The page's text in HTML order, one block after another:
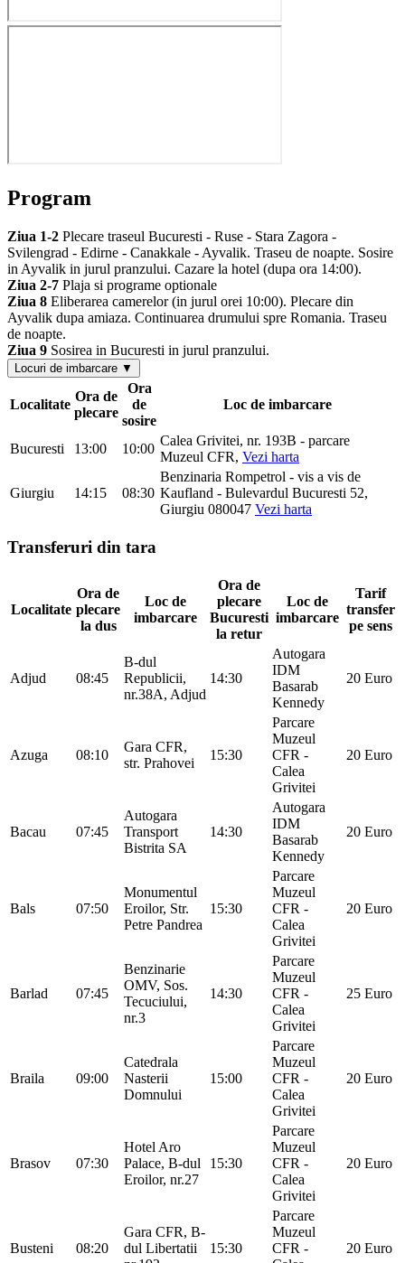
Program
Ziua 1-2 Plecare traseul Bucuresti - Ruse - Stara Zagora -
Svilengrad - Edirne - Canakkale - Ayvalik. Traseu de noapte. Sosire
in Ayvalik in jurul pranzului. Cazare la hotel (dupa ora 14:00).
Ziua 2-7 Plaja si programe optionale
Ziua 8 Eliberarea camerelor (in jurul orei 10:00). Plecare din
Ayvalik dupa amiaza. Continuarea drumului spre Romania. Traseu
de noapte.
Ziua 9 Sosirea in Bucuresti in jurul pranzului.
Locuri de imbarcare ▼
Localitate
Ora de
plecare
Ora
de
sosire
Loc de imbarcare
Bucuresti 13:00 10:00
Calea Grivitei, nr. 193B - parcare
Muzeul CFR, Vezi harta
Giurgiu 14:15 08:30
Benzinaria Rompetrol - vis a vis de
Kaufland - Bulevardul Bucuresti 52,
Giurgiu 080047 Vezi harta
Transferuri din tara
Localitate
Ora de
plecare
la dus
Loc de
imbarcare
Ora de
plecare
Bucuresti
la retur
Loc de
imbarcare
Tarif
transfer
pe sens
Adjud 08:45
B-dul
Republicii,
nr.38A, Adjud
14:30
Autogara
IDM
Basarab
Kennedy
20 Euro
Azuga 08:10
Gara CFR,
str. Prahovei
15:30
Parcare
Muzeul
CFR -
Calea
Grivitei
20 Euro
Bacau 07:45
Autogara
Transport
Bistrita SA
14:30
Autogara
IDM
Basarab
Kennedy
20 Euro
Bals 07:50
Monumentul
Eroilor, Str.
Petre Pandrea
15:30
Parcare
Muzeul
CFR -
Calea
Grivitei
20 Euro
Barlad 07:45
Benzinarie
OMV, Sos.
Tecuciului,
nr.3
14:30
Parcare
Muzeul
CFR -
Calea
Grivitei
25 Euro
Braila 09:00
Catedrala
Nasterii
Domnului
15:00
Parcare
Muzeul
CFR -
Calea
Grivitei
20 Euro
Brasov 07:30
Hotel Aro
Palace, B-dul
Eroilor, nr.27
15:30
Parcare
Muzeul
CFR -
Calea
Grivitei
20 Euro
Busteni 08:20
Gara CFR, B-
dul Libertatii
15:30
Parcare
Muzeul
CFR -
20 Euro